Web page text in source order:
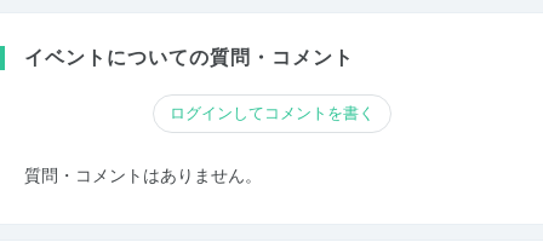
イベントについての質問・コメント
ログインしてコメントを書く
質問・コメントはありません。